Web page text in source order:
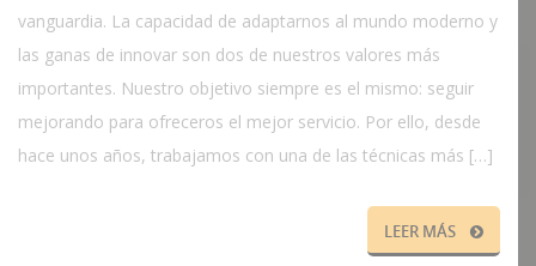
vanguardia. La capacidad de adaptarnos al mundo moderno y
las ganas de innovar son dos de nuestros valores más
importantes. Nuestro objetivo siempre es el mismo: seguir
mejorando para ofreceros el mejor servicio. Por ello, desde
hace unos años, trabajamos con una de las técnicas más […]
LEER MÁS